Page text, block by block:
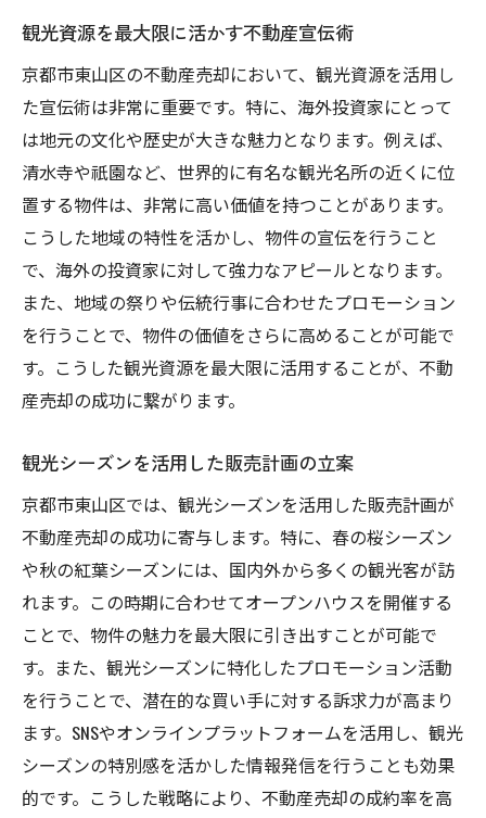
観光資源を最大限に活かす不動産宣伝術
京都市東山区の不動産売却において、観光資源を活用し
た宣伝術は非常に重要です。特に、海外投資家にとって
は地元の文化や歴史が大きな魅力となります。例えば、
清水寺や祇園など、世界的に有名な観光名所の近くに位
置する物件は、非常に高い価値を持つことがあります。
こうした地域の特性を活かし、物件の宣伝を行うこと
で、海外の投資家に対して強力なアピールとなります。
また、地域の祭りや伝統行事に合わせたプロモーション
を行うことで、物件の価値をさらに高めることが可能で
す。こうした観光資源を最大限に活用することが、不動
産売却の成功に繋がります。
観光シーズンを活用した販売計画の立案
京都市東山区では、観光シーズンを活用した販売計画が
不動産売却の成功に寄与します。特に、春の桜シーズン
や秋の紅葉シーズンには、国内外から多くの観光客が訪
れます。この時期に合わせてオープンハウスを開催する
ことで、物件の魅力を最大限に引き出すことが可能で
す。また、観光シーズンに特化したプロモーション活動
を行うことで、潜在的な買い手に対する訴求力が高まり
ます。SNSやオンラインプラットフォームを活用し、観光
シーズンの特別感を活かした情報発信を行うことも効果
的です。こうした戦略により、不動産売却の成約率を高